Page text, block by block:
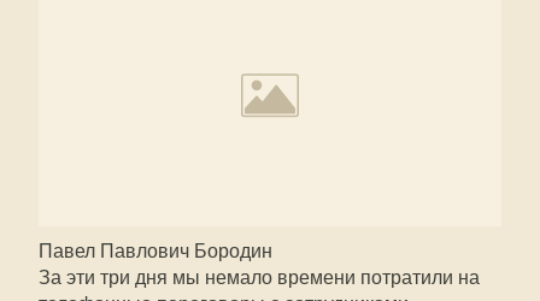
Павел Павлович Бородин
За эти три дня мы немало времени потратили на